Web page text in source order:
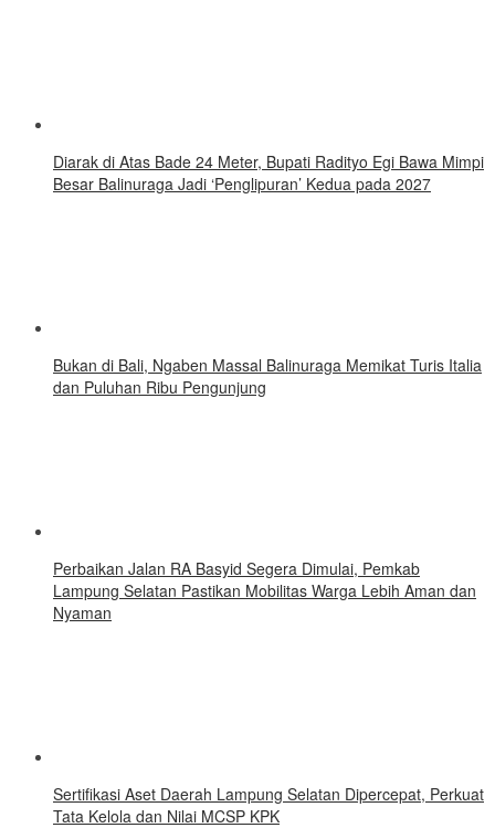
Diarak di Atas Bade 24 Meter, Bupati Radityo Egi Bawa Mimpi
Besar Balinuraga Jadi ‘Penglipuran’ Kedua pada 2027
Bukan di Bali, Ngaben Massal Balinuraga Memikat Turis Italia
dan Puluhan Ribu Pengunjung
Perbaikan Jalan RA Basyid Segera Dimulai, Pemkab
Lampung Selatan Pastikan Mobilitas Warga Lebih Aman dan
Nyaman
Sertifikasi Aset Daerah Lampung Selatan Dipercepat, Perkuat
Tata Kelola dan Nilai MCSP KPK